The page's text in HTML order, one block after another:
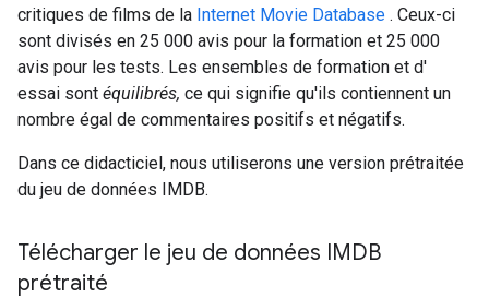
critiques de films de la Internet Movie Database . Ceux-ci
sont divisés en 25 000 avis pour la formation et 25 000
avis pour les tests. Les ensembles de formation et d'
essai sont équilibrés, ce qui signifie qu'ils contiennent un
nombre égal de commentaires positifs et négatifs.
Dans ce didacticiel, nous utiliserons une version prétraitée
du jeu de données IMDB.
Télécharger le jeu de données IMDB
prétraité